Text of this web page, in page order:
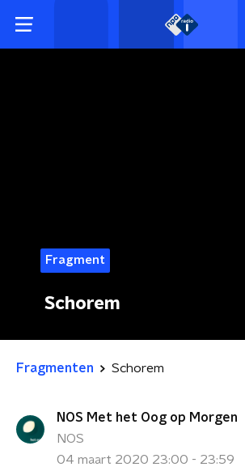
Fragment
Schorem
Fragmenten Schorem
NOS Met het Oog op Morgen
NOS
04 maart 2020 23:00 - 23:59